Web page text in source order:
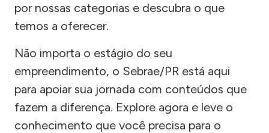
por nossas categorias e descubra o que
temos a oferecer.
Não importa o estágio do seu
empreendimento, o Sebrae/PR está aqui
para apoiar sua jornada com conteúdos que
fazem a diferença. Explore agora e leve o
conhecimento que você precisa para o